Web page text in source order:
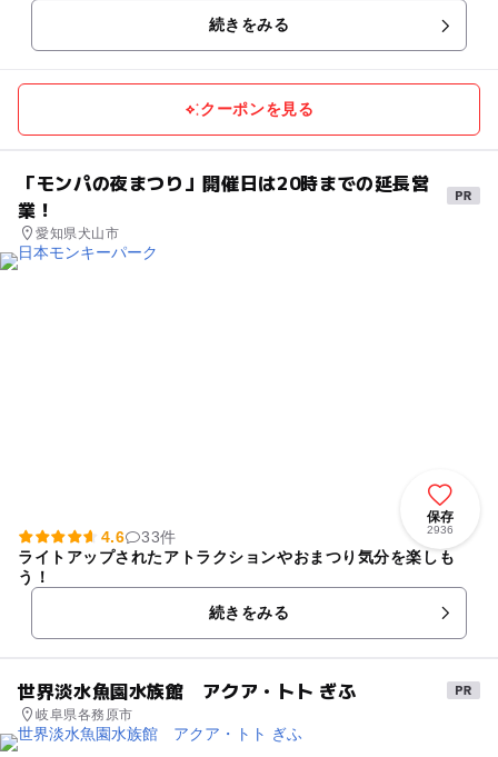
続きをみる
クーポンを見る
「モンパの夜まつり」開催日は20時までの延長営
業！
愛知県犬山市
保存
2936
4.6
33件
ライトアップされたアトラクションやおまつり気分を楽しも
う！
続きをみる
世界淡水魚園水族館 アクア・トト ぎふ
岐阜県各務原市